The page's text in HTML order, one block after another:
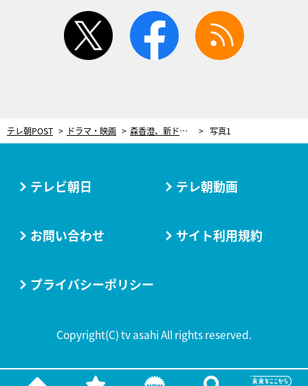
twitter facebook
テレ朝POST ドラマ・映画 森香澄、新ドラマ『僕のあざとい元カノ』に登場決定！謎の美女・カスミ役を好演 写真1
テレビ朝日 テレ朝動画
お問い合わせ サイト利用規約
プライバシーポリシー
Copyright(C) tv asahi All rights reserved.